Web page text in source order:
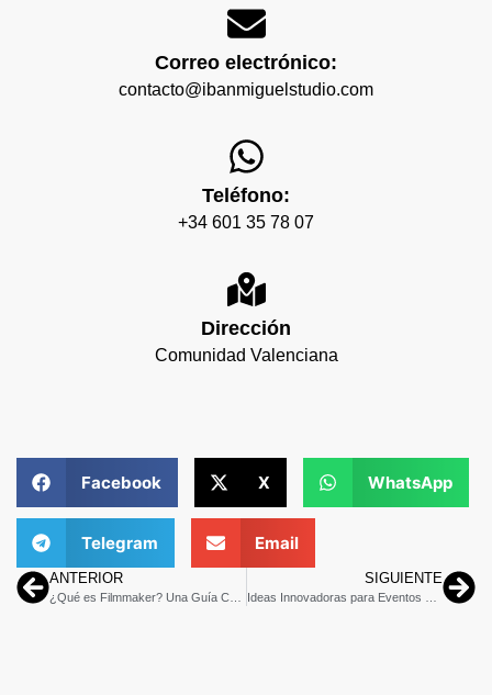
Correo electrónico:
contacto@ibanmiguelstudio.com
Teléfono:
+34 601 35 78 07
Dirección
Comunidad Valenciana
Facebook X WhatsApp
Telegram Email
ANTERIOR SIGUIENTE